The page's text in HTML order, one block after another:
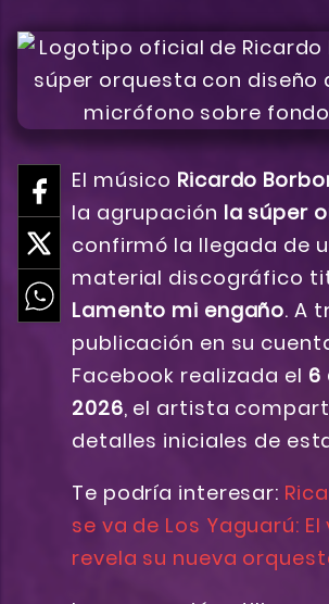
El músico Ricardo
la agrupación la súper
confirmó la llegada de
material discográfico
Lamento mi engaño. A
publicación en su
Facebook realizada el 6
2026, el artista
detalles iniciales de
Te podría interesar:
se va de Los Yaguarú:
revela su nueva